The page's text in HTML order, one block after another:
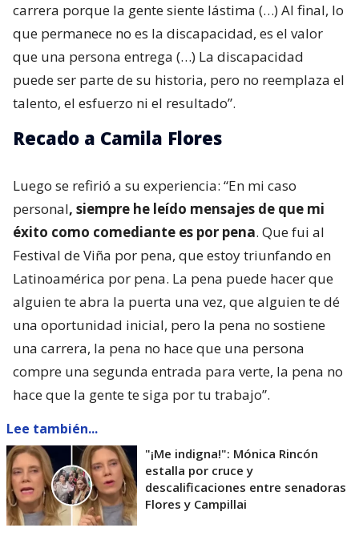
carrera porque la gente siente lástima (…) Al final, lo
que permanece no es la discapacidad, es el valor
que una persona entrega (…) La discapacidad
puede ser parte de su historia, pero no reemplaza el
talento, el esfuerzo ni el resultado”.
Recado a Camila Flores
Luego se refirió a su experiencia: “En mi caso
personal, siempre he leído mensajes de que mi
éxito como comediante es por pena. Que fui al
Festival de Viña por pena, que estoy triunfando en
Latinoamérica por pena. La pena puede hacer que
alguien te abra la puerta una vez, que alguien te dé
una oportunidad inicial, pero la pena no sostiene
una carrera, la pena no hace que una persona
compre una segunda entrada para verte, la pena no
hace que la gente te siga por tu trabajo”.
Lee también...
"¡Me indigna!": Mónica Rincón
estalla por cruce y
descalificaciones entre senadoras
Flores y Campillai